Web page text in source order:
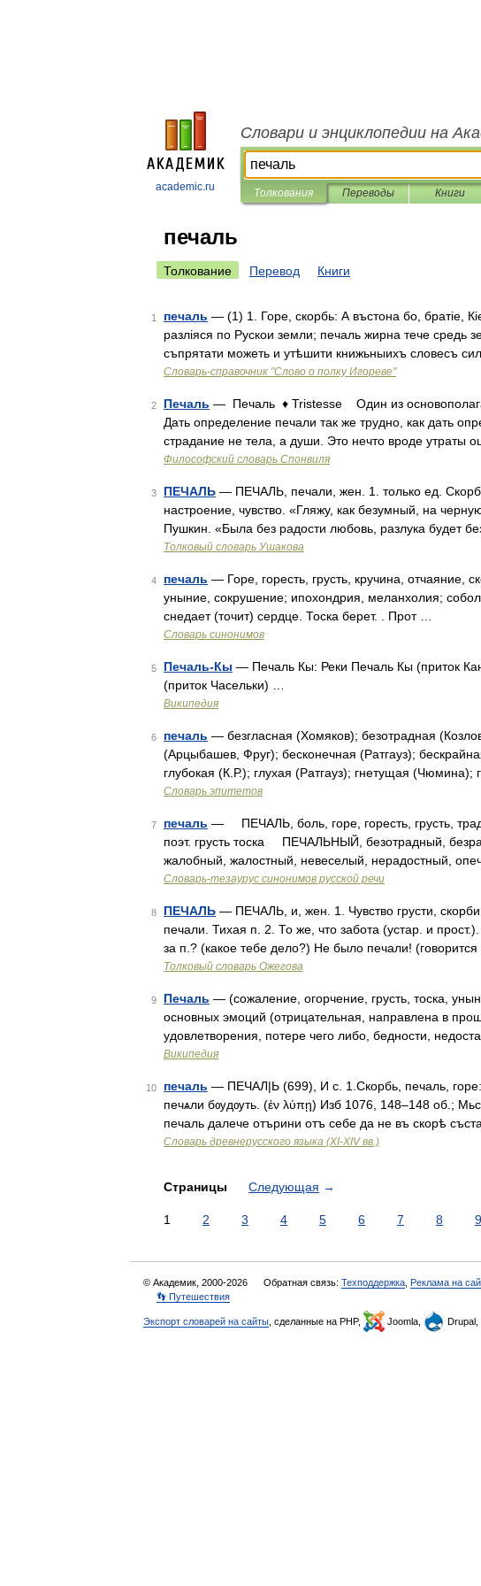
academic.ru
Словари и энциклопедии на
Толкования Переводы Книги
печаль
Толкование Перевод Книги
1 печаль — (1) 1. Горе, скорбь: А въстона бо, братіе,
разліяся по Рускои земли; печаль жирна тече
съпрятати можеть и утѣшити книжьныихъ словесъ
Словарь-справочник "Слово о полку Игореве"
2 Печаль — Печаль ♦ Tristesse Один из
Дать определение печали так же трудно, как дать
страдание не тела, а души. Это нечто вроде утраты
Философский словарь Спонвиля
3 ПЕЧАЛЬ — ПЕЧАЛЬ, печали, жен. 1. только ед.
настроение, чувство. «Гляжу, как безумный, на
Пушкин. «Была без радости любовь, разлука будет
Толковый словарь Ушакова
4 печаль — Горе, горесть, грусть, кручина, отчаяние,
уныние, сокрушение; ипохондрия, меланхолия;
снедает (точит) сердце. Тоска берет. . Прот …
Словарь синонимов
5 Печаль-Кы — Печаль Кы: Реки Печаль Кы (приток
(приток Часельки) …
Википедия
6 печаль — безгласная (Хомяков); безотрадная
(Арцыбашев, Фруг); бесконечная (Ратгауз);
глубокая (К.Р.); глухая (Ратгауз); гнетущая (Чюмина);
Словарь эпитетов
7 печаль — ПЕЧАЛЬ, боль, горе, горесть, грусть,
поэт. грусть тоска ПЕЧАЛЬНЫЙ, безотрадный,
жалобный, жалостный, невеселый, нерадостный,
Словарь-тезаурус синонимов русской речи
8 ПЕЧАЛЬ — ПЕЧАЛЬ, и, жен. 1. Чувство грусти,
печали. Тихая п. 2. То же, что забота (устар. и
за п.? (какое тебе дело?) Не было печали!
Толковый словарь Ожегова
9 Печаль — (сожаление, огорчение, грусть, тоска,
основных эмоций (отрицательная, направлена в
удовлетворения, потере чего либо, бедности,
Википедия
10 печаль — ПЕЧАЛ|Ь (699), И с. 1.Скорбь, печаль,
печѧли бѹдѹть. (ἐν λύπῃ) Изб 1076, 148–148 об.;
печаль далече отърини отъ себе да не въ скорѣ
Словарь древнерусского языка (XI-XIV вв.)
Страницы Следующая →
1 2 3 4 5 6 7 8 9
© Академик, 2000-2026 Обратная связь: Техподдержка Реклама на
👣 Путешествия
Экспорт словарей на сайты , сделанные на PHP, Joomla, Drupal,